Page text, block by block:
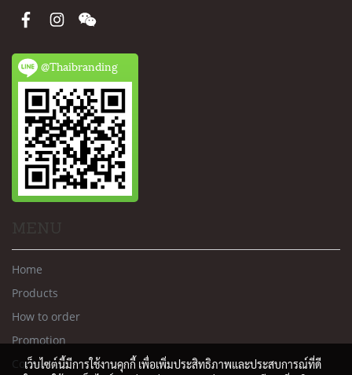
@Thaibranding
Home
Products
How to order
Promotion
Contact us
เว็บไซต์นี้มีการใช้งานคุกกี้ เพื่อเพิ่มประสิทธิภาพและประสบการณ์ที่ดี